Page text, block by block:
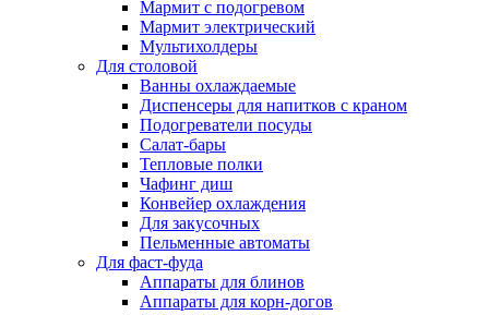
Мармит с подогревом
Мармит электрический
Мультихолдеры
Для столовой
Ванны охлаждаемые
Диспенсеры для напитков с краном
Подогреватели посуды
Салат-бары
Тепловые полки
Чафинг диш
Конвейер охлаждения
Для закусочных
Пельменные автоматы
Для фаст-фуда
Аппараты для блинов
Аппараты для корн-догов